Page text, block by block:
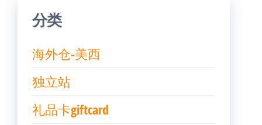
分类
海外仓-美西
独立站
礼品卡giftcard